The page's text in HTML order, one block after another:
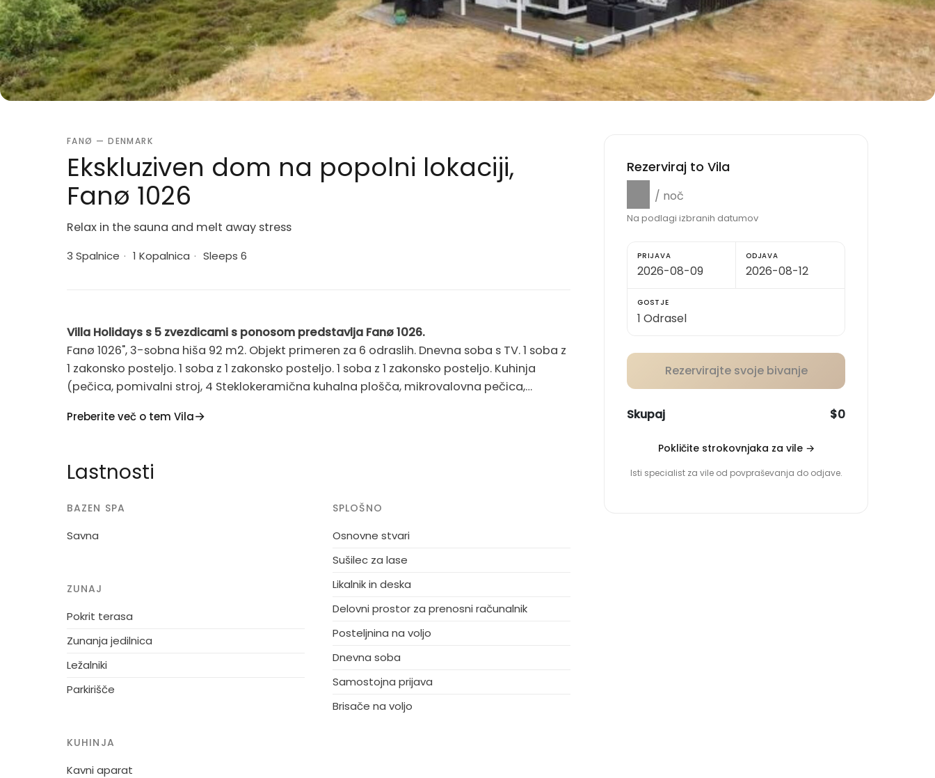
FANØ — DENMARK
Ekskluziven dom na popolni lokaciji,
Fanø 1026
Relax in the sauna and melt away stress
3 Spalnice · 1 Kopalnica · Sleeps 6
Villa Holidays s 5 zvezdicami s ponosom predstavlja Fanø 1026.
Fanø 1026", 3-sobna hiša 92 m2. Objekt primeren za 6 odraslih. Dnevna soba s TV. 1 soba z
1 zakonsko posteljo. 1 soba z 1 zakonsko posteljo. 1 soba z 1 zakonsko posteljo. Kuhinja
(pečica, pomivalni stroj, 4 Steklokeramična kuhalna plošča, mikrovalovna pečica,
nobenih skupin mladih.
Preberite več o tem Vila
Lastnosti
BAZEN SPA
Savna
ZUNAJ
Pokrit terasa
Zunanja jedilnica
Ležalniki
Parkirišče
KUHINJA
Kavni aparat
SPLOŠNO
Osnovne stvari
Sušilec za lase
Likalnik in deska
Delovni prostor za prenosni računalnik
Posteljnina na voljo
Dnevna soba
Samostojna prijava
Brisače na voljo
Rezerviraj to Vila
/ noč
Na podlagi izbranih datumov
PRIJAVA ODJAVA
GOSTJE
Rezervirajte svoje bivanje
Skupaj $0
Pokličite strokovnjaka za vile →
Isti specialist za vile od povpraševanja do odjave.